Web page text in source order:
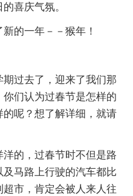
喜庆气氛。
的一年－－猴年！
过去了，迎来了我们那
们认为过春节是怎样的
呢？想了解详细，就请
的，过春节时不但是路
马路上行驶的汽车都比
市，肯定会被人来人往